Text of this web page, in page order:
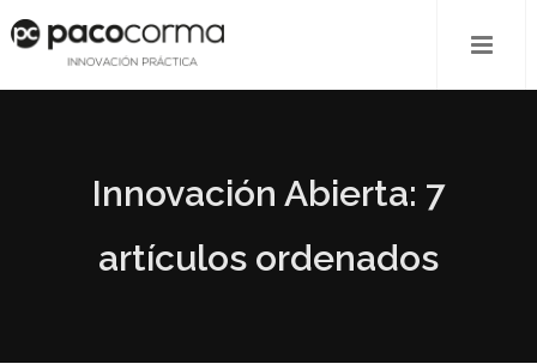
Innovación Abierta: 7
artículos ordenados